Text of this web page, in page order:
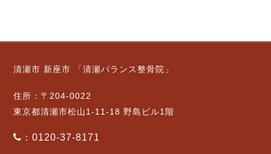
清瀬市 新座市 「清瀬バランス整骨院」
住所：〒204-0022
東京都清瀬市松山1-11-18 野島ビル1階
：0120-37-8171